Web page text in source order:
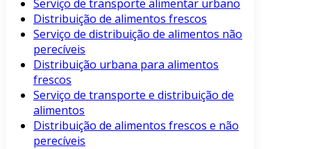
Serviço de transporte alimentar urbano
Distribuição de alimentos frescos
Serviço de distribuição de alimentos não
perecíveis
Distribuição urbana para alimentos
frescos
Serviço de transporte e distribuição de
alimentos
Distribuição de alimentos frescos e não
perecíveis